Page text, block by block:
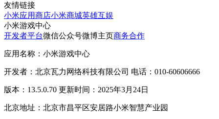
友情链接
小米应用商店小米商城英雄互娱
小米游戏中心
开发者平台微信公众号微博主页商务合作
应用名称：小米游戏中心
开发者：北京瓦力网络科技有限公司 电话：010-60606666
版本：13.5.0.70 更新时间：2025年3月24日
北京地址：北京市昌平区安居路小米智慧产业园